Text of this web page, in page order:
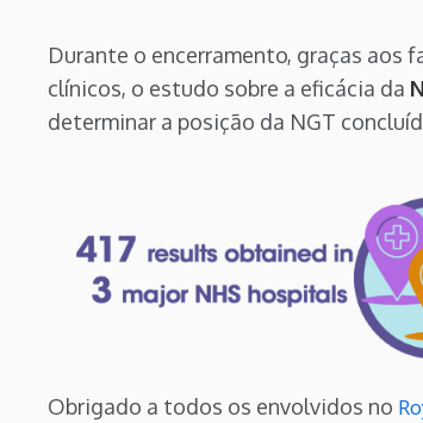
Durante o encerramento, graças aos
clínicos, o estudo sobre a eficácia da
determinar a posição da NGT
Obrigado a todos os envolvidos no